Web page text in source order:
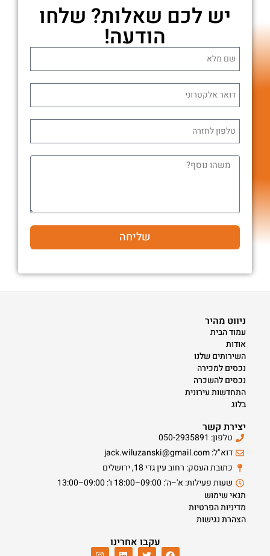
יש לכם שאלות? שלחו
הודעה!
שליחה
ניווט מהיר
עמוד הבית
אודות
השירותים שלנו
נכסים למכירה
נכסים להשכרה
התחדשות עירונית
בלוג
יצירת קשר
טלפון: 050-2935891
דוא"ל: jack.wiluzanski@gmail.com
כתובת העסק: רחוב עין גדי 18, ירושלים
שעות פעילות: א'–ה': 09:00–18:00 ו': 09:00–13:00
תנאי שימוש
מדיניות הפרטיות
הצהרת נגישות
עקבו אחרינו